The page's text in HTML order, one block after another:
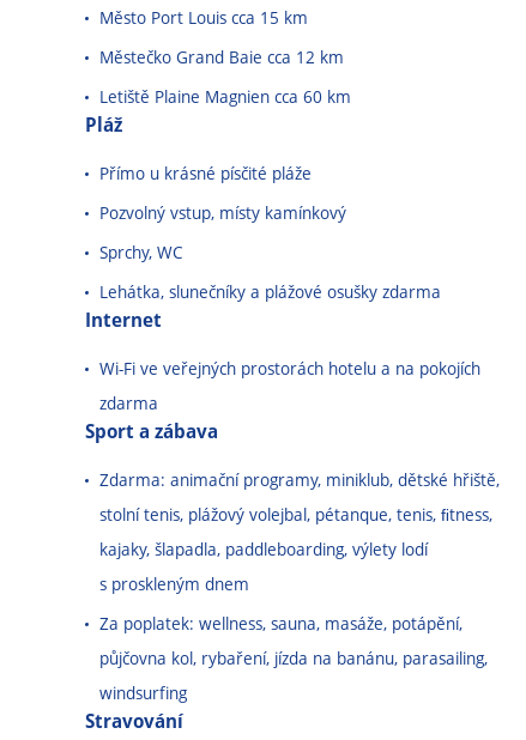
Město Port Louis cca 15 km
Městečko Grand Baie cca 12 km
Letiště Plaine Magnien cca 60 km
Pláž
Přímo u krásné písčité pláže
Pozvolný vstup, místy kamínkový
Sprchy, WC
Lehátka, slunečníky a plážové osušky zdarma
Internet
Wi-Fi ve veřejných prostorách hotelu a na pokojích
zdarma
Sport a zábava
Zdarma: animační programy, miniklub, dětské hřiště,
stolní tenis, plážový volejbal, pétanque, tenis, ﬁtness,
kajaky, šlapadla, paddleboarding, výlety lodí
s proskleným dnem
Za poplatek: wellness, sauna, masáže, potápění,
půjčovna kol, rybaření, jízda na banánu, parasailing,
windsurfing
Stravování